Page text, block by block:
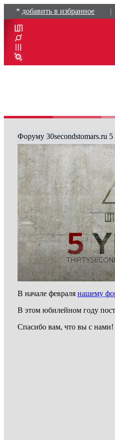
* добавить в избранное |
Форуму 30secondstomars.ru 5
В начале февраля нашему
В этом юбилейном году
Спасибо вам, что вы с нами!